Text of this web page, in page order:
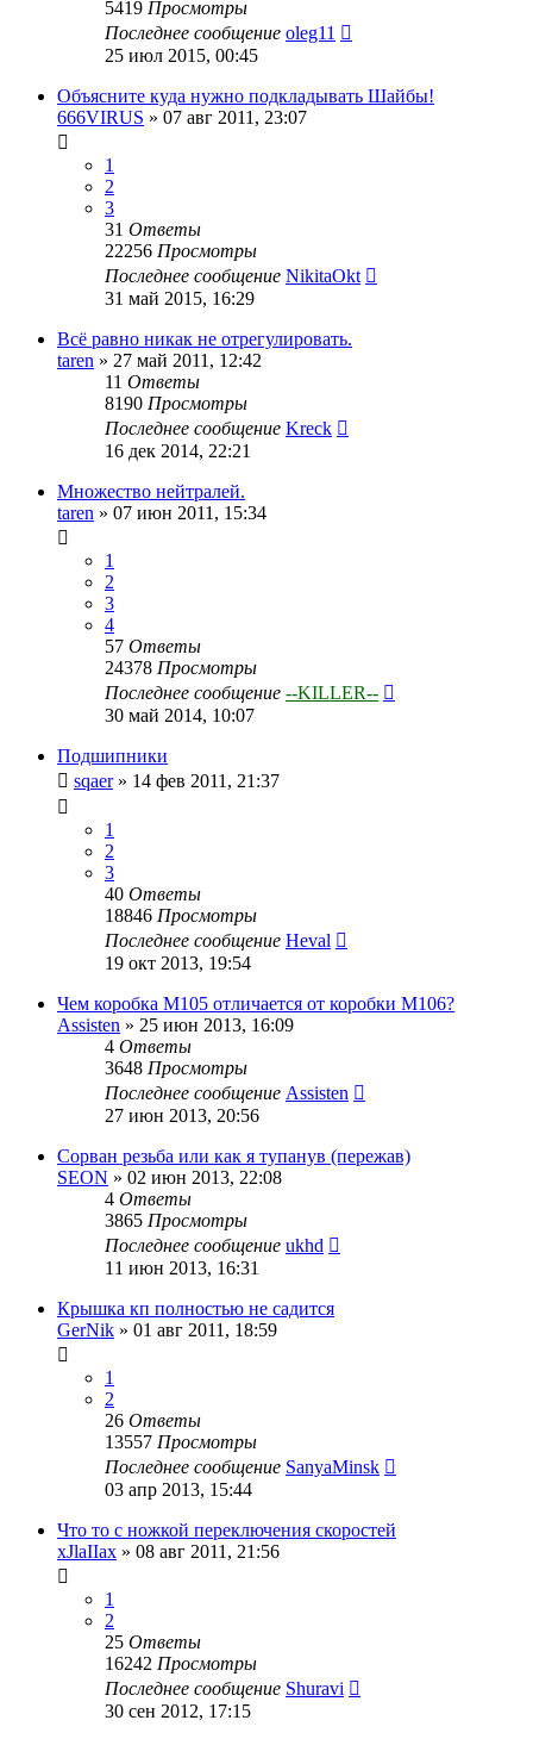
5419 Просмотры
Последнее сообщение oleg11
25 июл 2015, 00:45
Объясните куда нужно подкладывать Шайбы!
666VIRUS » 07 авг 2011, 23:07
1
2
3
31 Ответы
22256 Просмотры
Последнее сообщение NikitaOkt
31 май 2015, 16:29
Всё равно никак не отрегулировать.
taren » 27 май 2011, 12:42
11 Ответы
8190 Просмотры
Последнее сообщение Kreck
16 дек 2014, 22:21
Множество нейтралей.
taren » 07 июн 2011, 15:34
1
2
3
4
57 Ответы
24378 Просмотры
Последнее сообщение --KILLER--
30 май 2014, 10:07
Подшипники
sqaer» 14 фев 2011, 21:37
1
2
3
40 Ответы
18846 Просмотры
Последнее сообщение Heval
19 окт 2013, 19:54
Чем коробка М105 отличается от коробки М106?
Assisten » 25 июн 2013, 16:09
4 Ответы
3648 Просмотры
Последнее сообщение Assisten
27 июн 2013, 20:56
Сорван резьба или как я тупанув (пережав)
SEON » 02 июн 2013, 22:08
4 Ответы
3865 Просмотры
Последнее сообщение ukhd
11 июн 2013, 16:31
Крышка кп полностью не садится
GerNik » 01 авг 2011, 18:59
1
2
26 Ответы
13557 Просмотры
Последнее сообщение SanyaMinsk
03 апр 2013, 15:44
Что то с ножкой переключения скоростей
xJlaIIax » 08 авг 2011, 21:56
1
2
25 Ответы
16242 Просмотры
Последнее сообщение Shuravi
30 сен 2012, 17:15